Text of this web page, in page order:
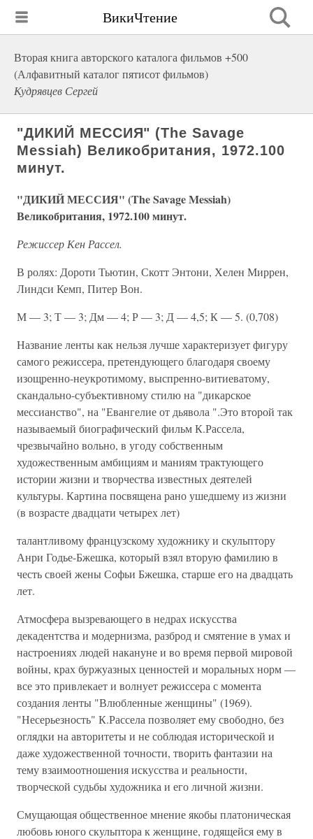
ВикиЧтение
Вторая книга авторского каталога фильмов +500
(Алфавитный каталог пятисот фильмов)
Кудрявцев Сергей
"ДИКИЙ МЕССИЯ" (The Savage
Messiah) Великобритания, 1972.100
минут.
"ДИКИЙ МЕССИЯ" (The Savage Messiah)
Великобритания, 1972.100 минут.
Режиссер Кен Рассел.
В ролях: Дороти Тьютин, Скотт Энтони, Хелен Миррен,
Линдси Кемп, Питер Вон.
М — 3; Т — 3; Дм — 4; Р — 3; Д — 4,5; К — 5. (0,708)
Название ленты как нельзя лучше характеризует фигуру
самого режиссера, претендующего благодаря своему
изощренно-неукротимому, выспренно-витиеватому,
скандально-субъективному стилю на "дикарское
мессианство", на "Евангелие от дьявола ".Это второй так
называемый биографический фильм К.Рассела,
чрезвычайно вольно, в угоду собственным
художественным амбициям и маниям трактующего
истории жизни и творчества известных деятелей
культуры. Картина посвящена рано ушедшему из жизни
(в возрасте двадцати четырех лет)
талантливому французскому художнику и скульптору
Анри Годье-Бжешка, который взял вторую фамилию в
честь своей жены Софьи Бжешка, старше его на двадцать
лет.
Атмосфера вызревающего в недрах искусства
декадентства и модернизма, разброд и смятение в умах и
настроениях людей накануне и во время первой мировой
войны, крах буржуазных ценностей и моральных норм —
все это привлекает и волнует режиссера с момента
создания ленты "Влюбленные женщины" (1969).
"Несерьезность" К.Рассела позволяет ему свободно, без
оглядки на авторитеты и не соблюдая исторической и
даже художественной точности, творить фантазии на
тему взаимоотношения искусства и реальности,
творческой судьбы художника и его личной жизни.
Смущающая общественное мнение якобы платоническая
любовь юного скульптора к женщине, годящейся ему в